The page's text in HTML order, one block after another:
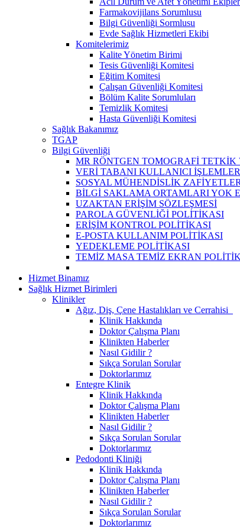
Farmakovijilans Sorumlusu
Bilgi Güvenliği Sormlusu
Evde Sağlık Hizmetleri Ekibi
Komitelerimiz
Kalite Yönetim Birimi
Tesis Güvenliği Komitesi
Eğitim Komitesi
Çalışan Güvenliği Komitesi
Bölüm Kalite Sorumluları
Temizlik Komitesi
Hasta Güvenliği Komitesi
Sağlık Bakanımız
TGAP
Bilgi Güvenliği
MR RÖNTGEN TOMOGRAFİ TETKİK
VERİ TABANI KULLANICI
SOSYAL MÜHENDİSLİK
BİLGİ SAKLAMA ORTAMLARI YOK
UZAKTAN ERİŞİM SÖZLEŞMESİ
PAROLA GÜVENLİĞİ POLİTİKASI
ERİŞİM KONTROL POLİTİKASI
E-POSTA KULLANIM POLİTİKASI
YEDEKLEME POLİTİKASI
TEMİZ MASA TEMİZ EKRAN
Hizmet Binamız
Sağlık Hizmet Birimleri
Klinikler
Ağız, Diş, Çene Hastalıkları ve Cerrahisi
Klinik Hakkında
Doktor Çalışma Planı
Klinikten Haberler
Nasıl Gidilir ?
Sıkça Sorulan Sorular
Doktorlarımız
Entegre Klinik
Klinik Hakkında
Doktor Çalışma Planı
Klinikten Haberler
Nasıl Gidilir ?
Sıkça Sorulan Sorular
Doktorlarımız
Pedodonti Kliniği
Klinik Hakkında
Doktor Çalışma Planı
Klinikten Haberler
Nasıl Gidilir ?
Sıkça Sorulan Sorular
Doktorlarımız